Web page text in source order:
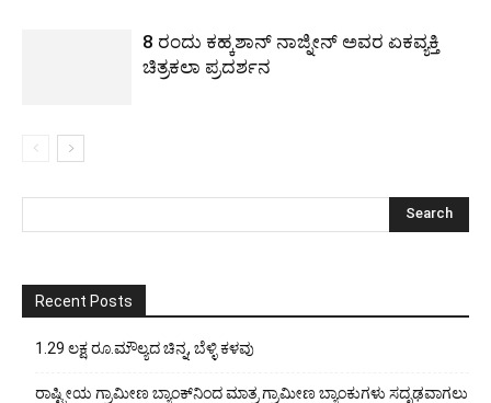
8 ರಂದು ಕಹ್ಕಶಾನ್ ನಾಜ್ನೀನ್ ಅವರ ಏಕವ್ಯಕ್ತಿ
ಚಿತ್ರಕಲಾ ಪ್ರದರ್ಶನ
Recent Posts
1.29 ಲಕ್ಷ ರೂ.ಮೌಲ್ಯದ ಚಿನ್ನ, ಬೆಳ್ಳಿ ಕಳವು
ರಾಷ್ಟ್ರೀಯ ಗ್ರಾಮೀಣ ಬ್ಯಾಂಕ್‍ನಿಂದ ಮಾತ್ರ ಗ್ರಾಮೀಣ ಬ್ಯಾಂಕುಗಳು ಸದೃಢವಾಗಲು